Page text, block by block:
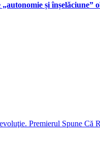
și înșelăciune”